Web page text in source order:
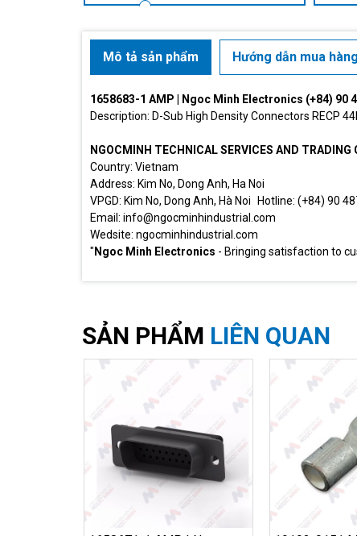
Mô tả sản phẩm Hướng dẫn mua hàng
1658683-1 AMP | Ngoc Minh Electronics (+84) 90
Description: D-Sub High Density Connectors RECP
NGOCMINH TECHNICAL SERVICES AND
Country: Vietnam
Address: Kim No, Dong Anh, Ha Noi
VPGD: Kim No, Dong Anh, Hà Noi Hotline: (+84) 90
Email: info@ngocminhindustrial.com
Wedsite: ngocminhindustrial.com
" Ngoc Minh Electronics - Bringing satisfaction to
SẢN PHẨM LIÊN QUAN